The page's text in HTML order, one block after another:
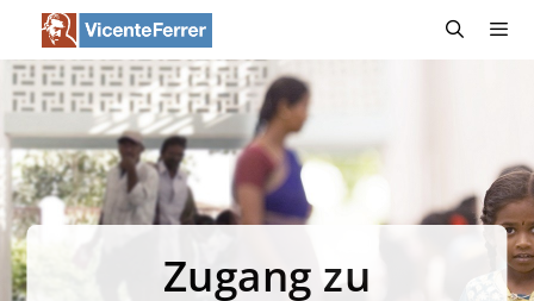
Zum
Inhalt
springen
Zugang zu